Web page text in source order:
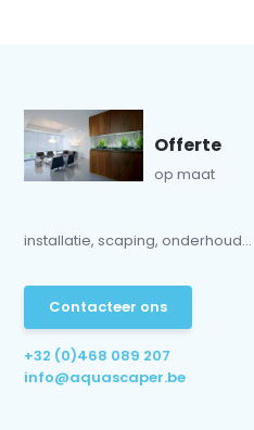
Offerte
op maat
installatie, scaping, onderhoud...
Contacteer ons
+32 (0)468 089 207
info@aquascaper.be